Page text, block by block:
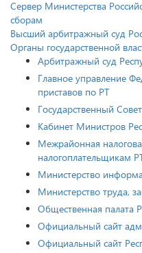
Сервер Министерства
сборам
Высший арбитражный суд
Органы государственной
Арбитражный суд
Главное управление
приставов по РТ
Государственный
Кабинет Министров
Межрайонная
налогоплательщикам
Министерство
Министерство труда,
Общественная палата
Официальный сайт
Официальный сайт